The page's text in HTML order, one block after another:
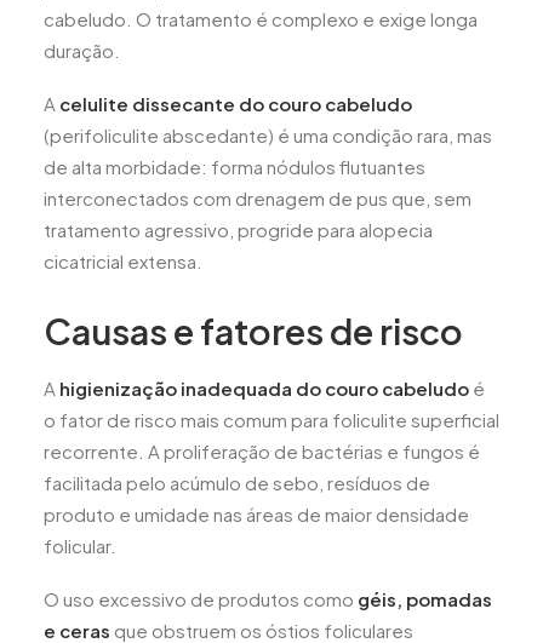
cabeludo. O tratamento é complexo e exige longa
duração.
A celulite dissecante do couro cabeludo
(perifoliculite abscedante) é uma condição rara, mas
de alta morbidade: forma nódulos flutuantes
interconectados com drenagem de pus que, sem
tratamento agressivo, progride para alopecia
cicatricial extensa.
Causas e fatores de risco
A higienização inadequada do couro cabeludo é
o fator de risco mais comum para foliculite superficial
recorrente. A proliferação de bactérias e fungos é
facilitada pelo acúmulo de sebo, resíduos de
produto e umidade nas áreas de maior densidade
folicular.
O uso excessivo de produtos como géis, pomadas
e ceras que obstruem os óstios foliculares